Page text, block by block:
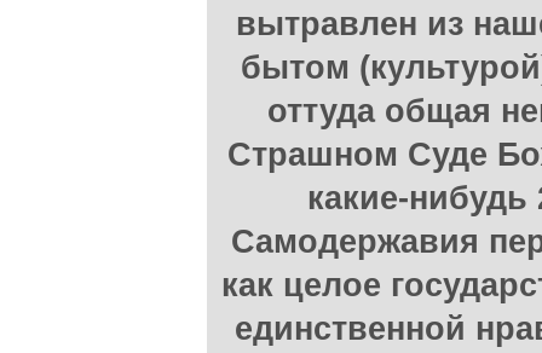
вытравлен из
бытом
оттуда общая
Страшном Суде
какие-
Самодержавия
как целое
единственной